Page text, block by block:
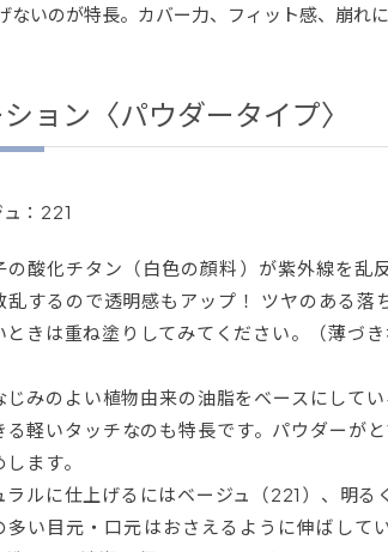
いのが特長。カバー力、フィット感、崩れ
ョン〈パウダータイプ〉
：221
の酸化チタン（白色の顔料）が紫外線を乱
乱するので透明感もアップ！ ツヤのある落
ときは重ね塗りしてみてください。（薄づ
じみのよい植物由来の油脂をベースにして
る軽いタッチなのも特長です。パウダーが
ます。
ラルに仕上げるにはベージュ（221）、明
多い目元・口元はおさえるように伸ばして